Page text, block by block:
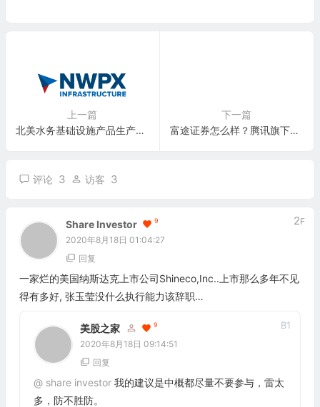
上一篇
北美水务基础设施产品生产商：NWPX Infrastructure, Inc.(NWPX)
下一篇
富途证券怎么样？腾讯旗下港美股券商富途证券开户指南+送股
评论 3 访客 3
Share Investor 9
2020年8月18日 01:04:27
2F
回复
​一家烂的美国纳斯达克上市公司Shineco,Inc..上市那么多年不见
得有多好, 张玉莹没什么执行能力该辞职…
美股之家 9
2020年8月18日 09:14:51
B1
回复
@ share investor我的建议是中概都尽量不要参与，雷太
多，防不胜防。